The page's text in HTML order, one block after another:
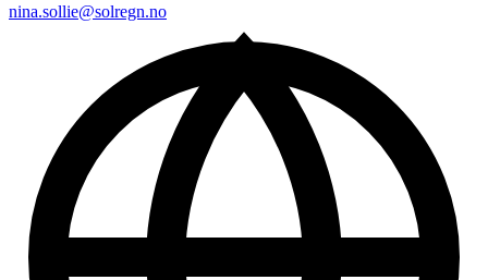
nina.sollie@solregn.no